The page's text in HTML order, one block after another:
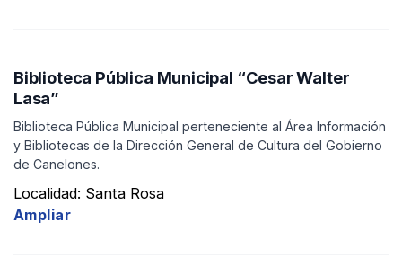
Biblioteca Pública Municipal “Cesar Walter
Lasa”
Biblioteca Pública Municipal perteneciente al Área Información
y Bibliotecas de la Dirección General de Cultura del Gobierno
de Canelones.
Localidad: Santa Rosa
Ampliar